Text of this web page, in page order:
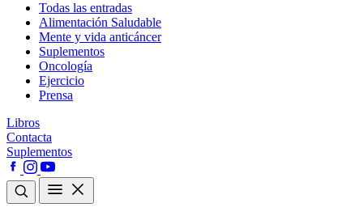
Todas las entradas
Alimentación Saludable
Mente y vida anticáncer
Suplementos
Oncología
Ejercicio
Prensa
Libros
Contacta
Suplementos